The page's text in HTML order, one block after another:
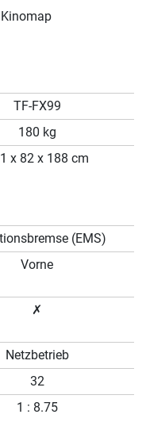
TF-FX99
180 kg
x 82 x 188 cm
(EMS)
Vorne
✗
Netzbetrieb
32
1 : 8.75